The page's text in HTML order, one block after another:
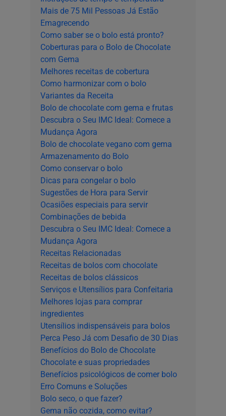
Mais de 75 Mil Pessoas Já Estão
Emagrecendo
Como saber se o bolo está pronto?
Coberturas para o Bolo de Chocolate
com Gema
Melhores receitas de cobertura
Como harmonizar com o bolo
Variantes da Receita
Bolo de chocolate com gema e frutas
Descubra o Seu IMC Ideal: Comece a
Mudança Agora
Bolo de chocolate vegano com gema
Armazenamento do Bolo
Como conservar o bolo
Dicas para congelar o bolo
Sugestões de Hora para Servir
Ocasiões especiais para servir
Combinações de bebida
Descubra o Seu IMC Ideal: Comece a
Mudança Agora
Receitas Relacionadas
Receitas de bolos com chocolate
Receitas de bolos clássicos
Serviços e Utensílios para Confeitaria
Melhores lojas para comprar
ingredientes
Utensílios indispensáveis para bolos
Perca Peso Já com Desafio de 30 Dias
Benefícios do Bolo de Chocolate
Chocolate e suas propriedades
Benefícios psicológicos de comer bolo
Erro Comuns e Soluções
Bolo seco, o que fazer?
Gema não cozida, como evitar?